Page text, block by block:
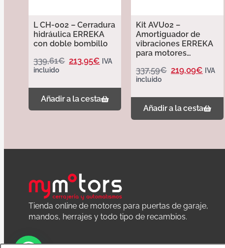
L CH-002 – Cerradura
hidráulica ERREKA
con doble bombillo
339,61€ 213,95€ IVA
incluido
Añadir a la cesta
Kit AVU02 –
Amortiguador de
vibraciones ERREKA
para motores
337,59€ 219,09€ IVA
incluido
Añadir a la cesta
Tienda online de motores para puertas de garaje,
mandos, herrajes y todo tipo de recambios.